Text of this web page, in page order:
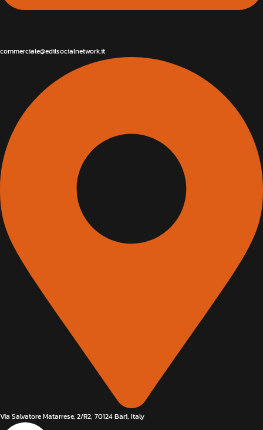
commerciale@edilsocialnetwork.it
Via Salvatore Matarrese, 2/R2, 70124 Bari, Italy